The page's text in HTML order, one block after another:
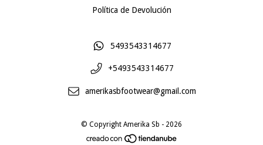
Política de Devolución
5493543314677
+5493543314677
amerikasbfootwear@gmail.com
© Copyright Amerika Sb - 2026